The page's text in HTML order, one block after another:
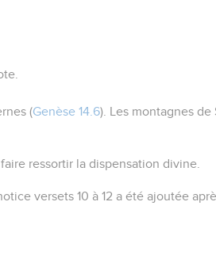
(Genèse 14.6). Les montagnes
ressortir la dispensation divine.
versets 10 à 12 a été ajoutée